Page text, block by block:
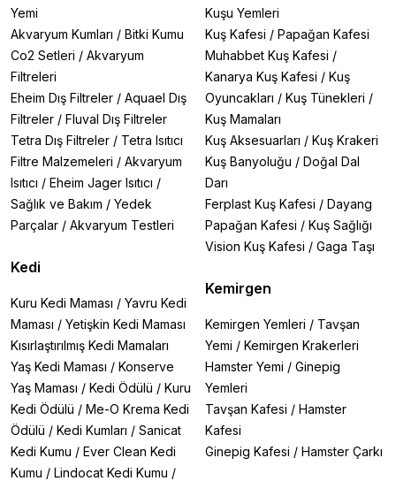
Yemi
Akvaryum Kumları / Bitki Kumu
Co2 Setleri / Akvaryum
Filtreleri
Eheim Dış Filtreler / Aquael Dış
Filtreler / Fluval Dış Filtreler
Tetra Dış Filtreler / Tetra Isıtıcı
Filtre Malzemeleri / Akvaryum
Isıtıcı / Eheim Jager Isıtıcı /
Sağlık ve Bakım / Yedek
Parçalar / Akvaryum Testleri
Kedi
Kuru Kedi Maması / Yavru Kedi
Maması / Yetişkin Kedi Maması
Kısırlaştırılmış Kedi Mamaları
Yaş Kedi Maması / Konserve
Yaş Maması / Kedi Ödülü / Kuru
Kedi Ödülü / Me-O Krema Kedi
Ödülü / Kedi Kumları / Sanicat
Kedi Kumu / Ever Clean Kedi
Kumu / Lindocat Kedi Kumu /
Kuşu Yemleri
Kuş Kafesi / Papağan Kafesi
Muhabbet Kuş Kafesi /
Kanarya Kuş Kafesi / Kuş
Oyuncakları / Kuş Tünekleri /
Kuş Mamaları
Kuş Aksesuarları / Kuş Krakeri
Kuş Banyoluğu / Doğal Dal
Darı
Ferplast Kuş Kafesi / Dayang
Papağan Kafesi / Kuş Sağlığı
Vision Kuş Kafesi / Gaga Taşı
Kemirgen
Kemirgen Yemleri / Tavşan
Yemi / Kemirgen Krakerleri
Hamster Yemi / Ginepig
Yemleri
Tavşan Kafesi / Hamster
Kafesi
Ginepig Kafesi / Hamster Çarkı